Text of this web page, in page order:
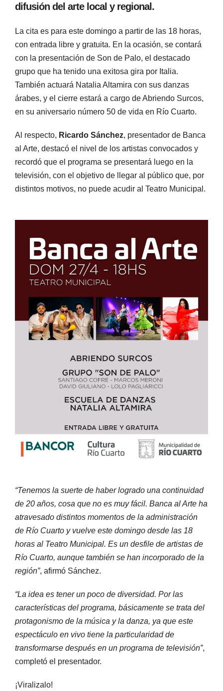
difusión del arte local y regional.
La cita es para este domingo a partir de las 18 horas,
con entrada libre y gratuita. En la ocasión, se contará
con la presentación de Son de Palo, el destacado
grupo que ha tenido una exitosa gira por Italia.
También actuará Natalia Altamira con sus danzas
árabes, y el cierre estará a cargo de Abriendo Surcos,
en su aniversario número 50 de vida en Río Cuarto.
Al respecto, Ricardo Sánchez, presentador de Banca
al Arte, destacó el nivel de los artistas convocados y
recordó que el programa se presentará luego en la
televisión, con el objetivo de llegar al público que, por
distintos motivos, no puede acudir al Teatro Municipal.
“Tenemos la suerte de haber logrado una continuidad
de 20 años, cosa que no es muy fácil. Banca al Arte ha
atravesado distintos momentos de la administración
de Río Cuarto y vuelve este domingo desde las 18
horas al Teatro Municipal. Es un desfile de artistas de
Río Cuarto, aunque también se han incorporado de la
región”, afirmó Sánchez.
“La idea es tener un poco de diversidad. Por las
características del programa, básicamente se trata del
protagonismo de la música y la danza, ya que este
espectáculo en vivo tiene la particularidad de
transformarse después en un programa de televisión”,
completó el presentador.
¡Viralizalo!